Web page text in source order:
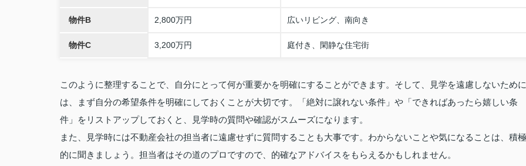
物件B 2,800万円 広いリビング、南向き
物件C 3,200万円 庭付き、閑静な住宅街
このように整理することで、自分にとって何が重要かを明確にすることができます。そして、見学を遠慮しないために
は、まず自分の希望条件を明確にしておくことが大切です。「絶対に譲れない条件」や「できればあったら嬉しい条
件」をリストアップしておくと、見学時の質問や確認がスムーズになります。
また、見学時には不動産会社の担当者に遠慮せずに質問することも大事です。わからないことや気になることは、積極
的に聞きましょう。担当者はその道のプロですので、的確なアドバイスをもらえるかもしれません。